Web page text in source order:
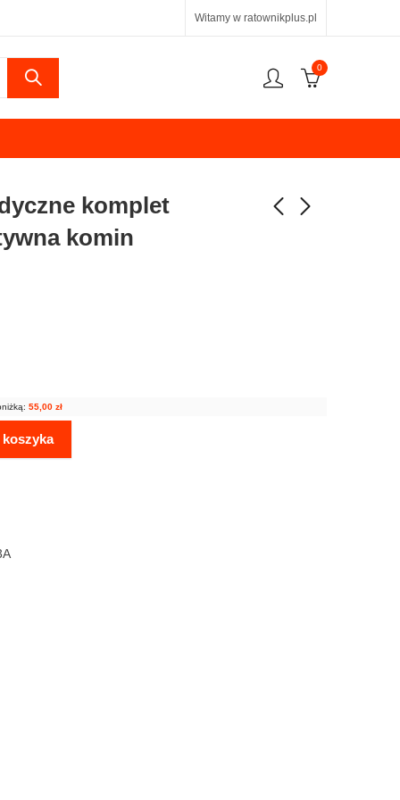
Witamy w ratownikplus.pl
0
komplet
komin
55,00 zł